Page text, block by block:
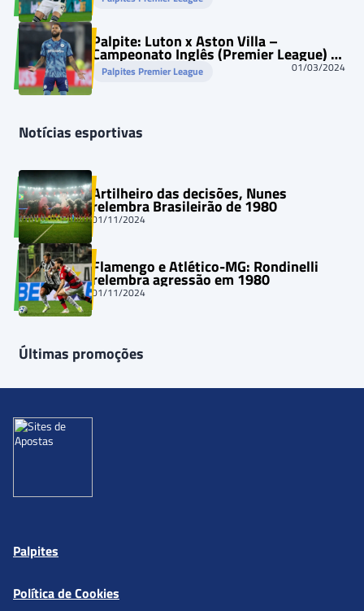
Palpite: Luton x Aston Villa –
Campeonato Inglês (Premier League) –
02/03/2024
Palpites Premier League 01/03/2024
Notícias esportivas
Artilheiro das decisões, Nunes
relembra Brasileirão de 1980
01/11/2024
Flamengo e Atlético-MG: Rondinelli
relembra agressão em 1980
01/11/2024
Últimas promoções
Palpites
Política de Cookies